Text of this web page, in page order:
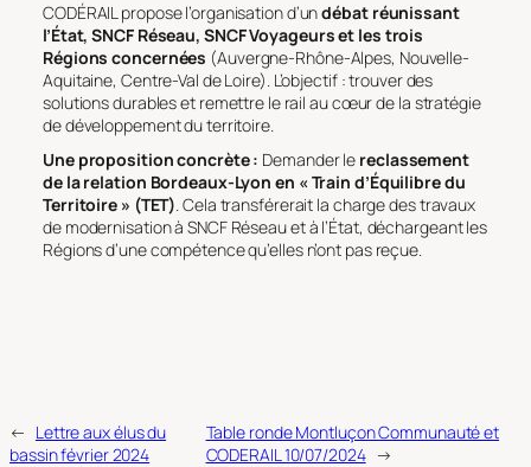
CODÉRAIL propose l’organisation d’undébat réunissant
l’État, SNCF Réseau, SNCF Voyageurs et les trois
Régions concernées (Auvergne-Rhône-Alpes, Nouvelle-
Aquitaine, Centre-Val de Loire). L’objectif : trouver des
solutions durables et remettre le rail au cœur de la stratégie
de développement du territoire.
Une proposition concrète : Demander le reclassement
de la relation Bordeaux-Lyon en « Train d’Équilibre du
Territoire » (TET). Cela transférerait la charge des travaux
de modernisation à SNCF Réseau et à l’État, déchargeant les
Régions d’une compétence qu’elles n’ont pas reçue.
← Lettre aux élus du
bassin février 2024
Table ronde Montluçon Communauté et
CODERAIL 10/07/2024 →